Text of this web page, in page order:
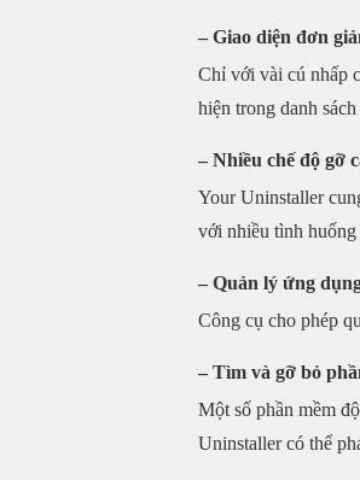
– Giao diện đơn
Chỉ với vài cú nhấp
hiện trong danh
– Nhiều chế độ gỡ
Your Uninstaller
với nhiều tình huống
– Quản lý ứng
Công cụ cho phép
– Tìm và gỡ bỏ
Một số phần mềm
Uninstaller có thể